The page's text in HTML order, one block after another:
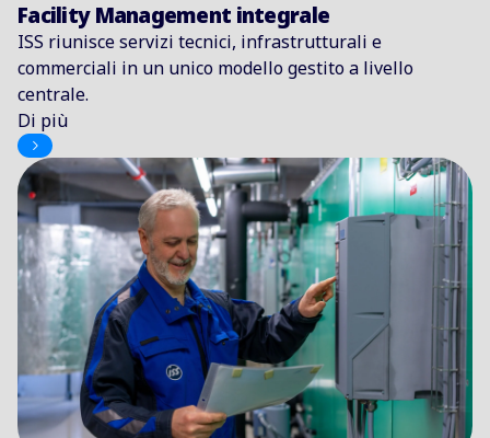
Facility Management integrale
ISS riunisce servizi tecnici, infrastrutturali e
commerciali in un unico modello gestito a livello
centrale.
Di più